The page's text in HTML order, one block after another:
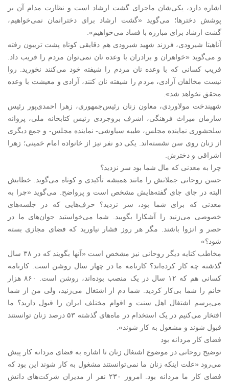
اشاره دارد، یکی‌شان ماجرای گشت ارشاد است و نظارت مدام آن بر
پوشش دخترها؛ می‌گوید «گشت ارشاد برای دخترانمان نمی‌خواهیم،
گشت ارشاد برای مبارزه با فساد می‌خواهیم».
آناهیتا شیرودی، فرزند شهید شیرودی هم دقایقی کوتاه پشت تریبون رفته
و می‌گوید «خواهران و برادران با وعده نان نمی‌توان مردم را فریب داد.
فریب کسانی که با وعده نان مردم را شیفته خود می‌کنند نخورید. روا
نیست مخالفان آزادی، مردم را شیفته نان کنند، آزادی و معیشت با وعده
محقق نخواهد شد».
شهیندخت مولاوردی، معاون زنان رئیس‌جمهوری، زهرا احمدی‌پور رئیس
سازمان میراث فرهنگی، اشرف بروجردی رئیس کتابخانه ملی، پروانه
سلحشوری نماینده مجلس، طیبه سیاوشی- نماینده مجلس- و جمع دیگری
از زنان روی سن نشسته‌اند. یکی دو نفر نیز از خانواده امام خمینی؛ زهرا
اشراقی و دخترش.
چرا به معدنی که مال شما بود سر نزدید؟
حسن روحانی جملاتش را مانند همیشه تأکیدی و کوتاه می‌گوید. خطابش
البته در جای جای گفته‌هایش مشخص است و پرواضح. می‌گوید «چرا به
معدنی که برای شما بود، سر نزدید؟ حرف‌هایی که در جلسه‌های
خصوصی می‌زنید را آشکارا بگویید. شما می‌خواستید جوان‌های ما در
حصر و انزوا باشند. مگر هر روز فشار نیاورید که فضای مجازی بسته
شود؟»
مخاطب کنایه دیگر روحانی نیز مشخص است «آنها بگویند که در ۳۸ سال
گذشته چه کار کرده‌اند؟ کارنامه ما در چهار سال روشن است. کارنامه
کسانی هم که ۱۲ سال در یک منصب بوده‌اند، روشن است. ۸۶۰ هزار
خانم را شما بی‌کار کردید. شما دم از اشتغال می‌زنید، ولی من از شما
می‌پرسم اشتغال اهل سنت و اقوام مختلف ایران را قبول دارید؟ ما
افتخار می‌کنیم در یک استخدام در ماه‌های گذشته ۵۳ درصد زنان توانستند
قبول شوند و مشغول به کار شوند».
فضای کار مردانه بود
توضیح روحانی در موضوع اشتغال زنان تا اشاره به فضای مردانه کار پیش
می‌رود «علت اینکه زنان ما نمی‌توانستند مشغول به کار شوند این بود که
فضای کار ما مردانه بود. امروز ۲۳۰ نفر از مدیران شرکت‌های دانش